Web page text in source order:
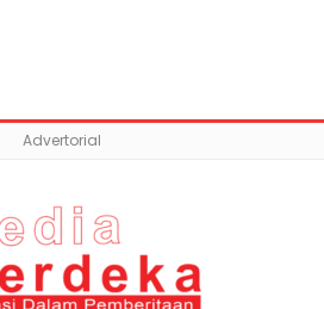
Advertorial